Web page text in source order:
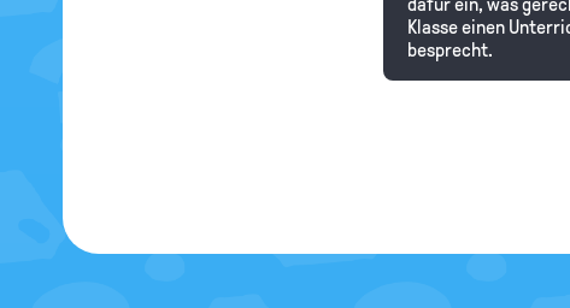
Klasse einen
besprecht.